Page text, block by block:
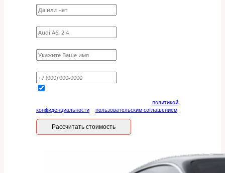
политикой
конфиденциальности
пользовательским соглашением
Рассчитать стоимость